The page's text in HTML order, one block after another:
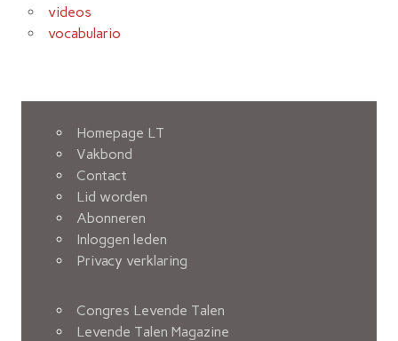
videos
vocabulario
Homepage LT
Vakbond
Contact
Lid worden
Abonneren
Inloggen leden
Privacy verklaring
Congres Levende Talen
Levende Talen Magazine